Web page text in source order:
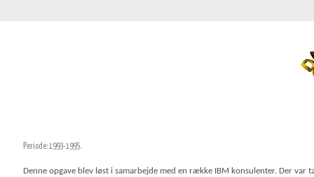
Periode: 1993-1995.
Denne opgave blev løst i samarbejde med en række IBM konsulenter. Der